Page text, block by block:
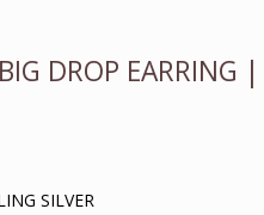
DROP EARRING |
SILVER